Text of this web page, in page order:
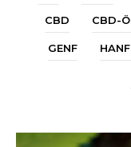
CBD CBD-
GENF